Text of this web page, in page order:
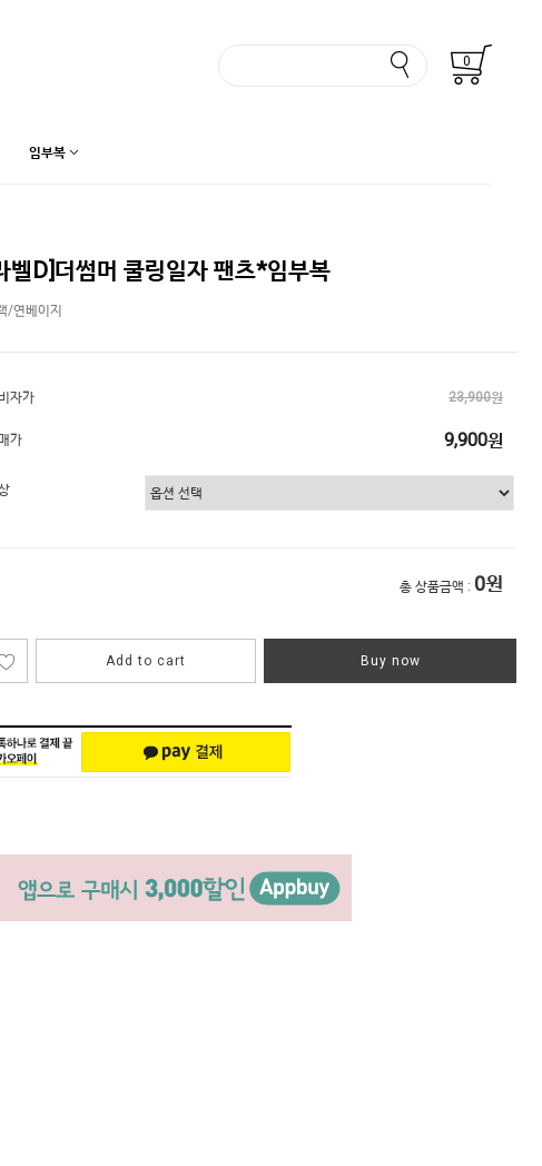
0
임부복
벨D]더썸머 쿨링일자 팬츠*임부복
/연베이지
자가 23,900원
가 9,900원
총 상품금액 : 0원
Add to cart Buy now